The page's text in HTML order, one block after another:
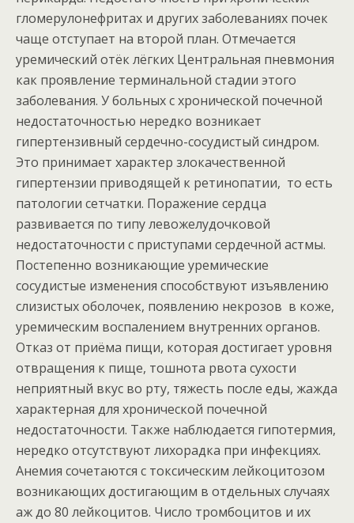
гломерулонефритах и других заболеваниях почек
чаще отступает на второй план. Отмечается
уремический отёк лёгких Центральная пневмония
как проявление терминальной стадии этого
заболевания. У больных с хронической почечной
недостаточностью нередко возникает
гипертензивный сердечно-сосудистый синдром.
Это принимает характер злокачественной
гипертензии приводящей к ретинопатии, то есть
патологии сетчатки. Поражение сердца
развивается по типу левожелудочковой
недостаточности с приступами сердечной астмы.
Постепенно возникающие уремические
сосудистые изменения способствуют изъявлению
слизистых оболочек, появлению некрозов в коже,
уремическим воспалением внутренних органов.
Отказ от приёма пищи, которая достигает уровня
отвращения к пище, тошнота рвота сухости
неприятный вкус во рту, тяжесть после еды, жажда
характерная для хронической почечной
недостаточности. Также наблюдается гипотермия,
нередко отсутствуют лихорадка при инфекциях.
Анемия сочетаются с токсическим лейкоцитозом
возникающих достигающим в отдельных случаях
аж до 80 лейкоцитов. Число тромбоцитов и их